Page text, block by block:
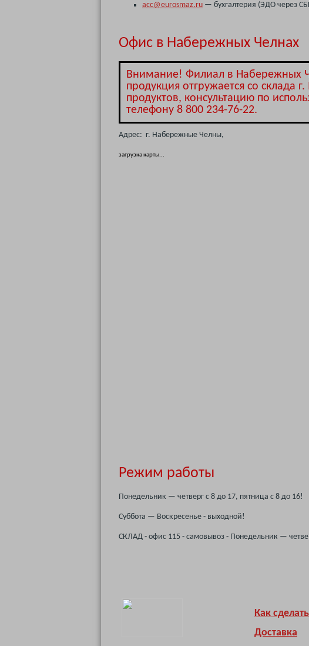
acc@eurosmaz.ru — бухгалтерия (ЭДО через
Офис в Набережных Челнах
Внимание! Филиал в Набережных
продукция отгружается со склада
продуктов, консультацию по
телефону 8 800 234-76-22.
Адрес: г. Набережные Челны,
загрузка карты...
Режим работы
Понедельник — четверг с 8 до 17, пятница с 8 до 16!
Суббота — Воскресенье - выходной!
СКЛАД - офис 115 - самовывоз - Понедельник —
Как
Доставка